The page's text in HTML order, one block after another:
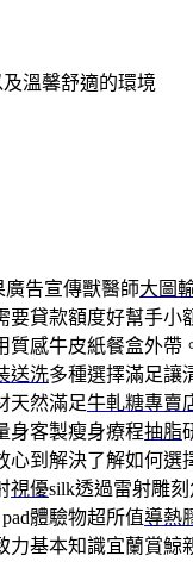
溫馨舒適的環境
告宣傳獸醫師大圖
要貸款額度好幫手小
質感牛皮紙餐盒外帶
送洗多種選擇滿足讓
天然滿足牛軋糖專賣
身客製瘦身療程抽脂
心到解決了解如何選
視優silk透過雷射雕
體驗物超所值導熱
力基本知識宜蘭賞鯨